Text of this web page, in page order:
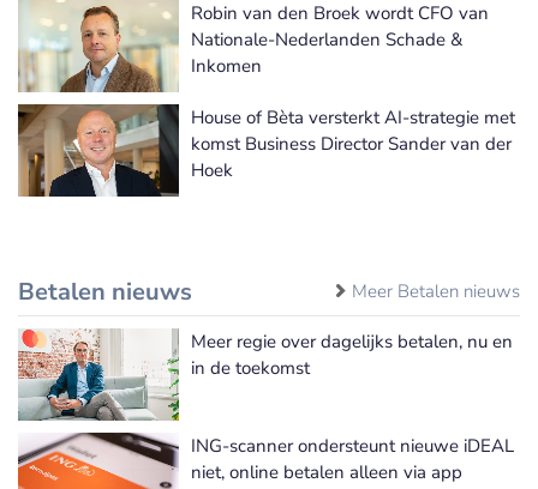
Robin van den Broek wordt CFO van
Nationale-Nederlanden Schade &
Inkomen
House of Bèta versterkt AI-strategie met
komst Business Director Sander van der
Hoek
Betalen nieuws Meer Betalen nieuws
Meer regie over dagelijks betalen, nu en
in de toekomst
ING-scanner ondersteunt nieuwe iDEAL
niet, online betalen alleen via app